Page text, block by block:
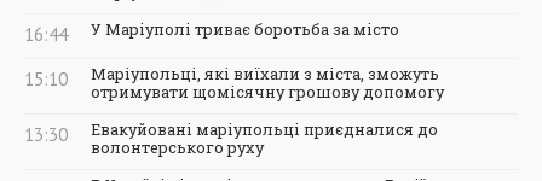
16:44 У Маріуполі триває боротьба за місто
15:10
Маріупольці, які виїхали з міста, зможуть
отримувати щомісячну грошову допомогу
13:30
Евакуйовані маріупольці приєдналися до
волонтерського руху